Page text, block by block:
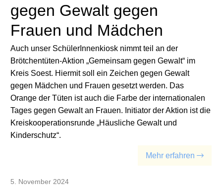
gegen Gewalt gegen
Frauen und Mädchen
Auch unser SchülerInnenkiosk nimmt teil an der
Brötchentüten-Aktion „Gemeinsam gegen Gewalt“ im
Kreis Soest. Hiermit soll ein Zeichen gegen Gewalt
gegen Mädchen und Frauen gesetzt werden. Das
Orange der Tüten ist auch die Farbe der internationalen
Tages gegen Gewalt an Frauen. Initiator der Aktion ist die
Kreiskooperationsrunde „Häusliche Gewalt und
Kinderschutz“.
Mehr erfahren
5. November 2024